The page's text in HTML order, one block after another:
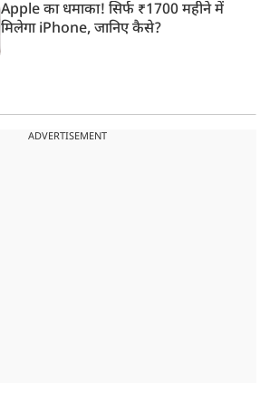
Apple का धमाका! सिर्फ ₹1700 महीने में
मिलेगा iPhone, जानिए कैसे?
ADVERTISEMENT